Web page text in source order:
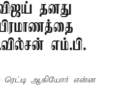
தனது
எம்.பி.
ரெட்டி ஆகியோர் என்ன